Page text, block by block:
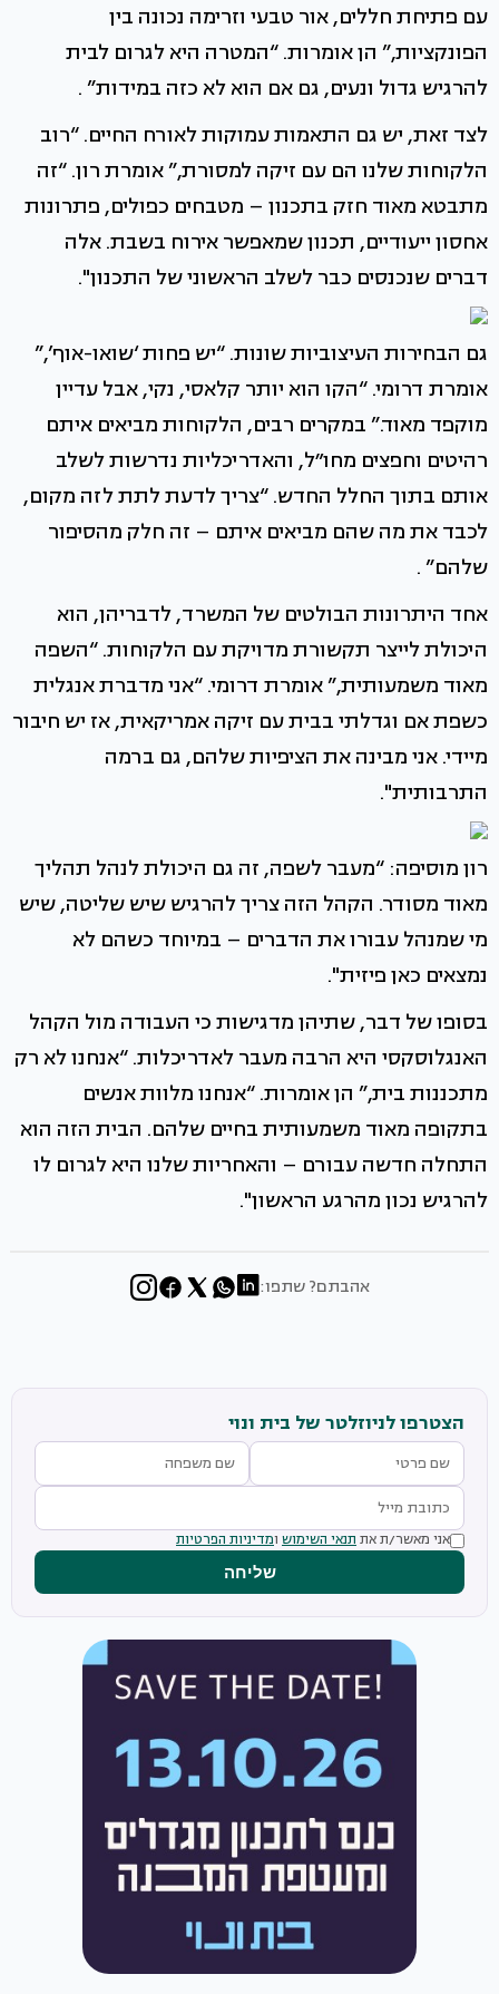
עם פתיחת חללים, אור טבעי וזרימה נכונה בין
הפונקציות,” הן אומרות. “המטרה היא לגרום לבית
להרגיש גדול ונעים, גם אם הוא לא כזה במידות” .
לצד זאת, יש גם התאמות עמוקות לאורח החיים. “רוב
הלקוחות שלנו הם עם זיקה למסורת,” אומרת רון. “זה
מתבטא מאוד חזק בתכנון – מטבחים כפולים, פתרונות
אחסון ייעודיים, תכנון שמאפשר אירוח בשבת. אלה
דברים שנכנסים כבר לשלב הראשוני של התכנון".
גם הבחירות העיצוביות שונות. “יש פחות ‘שואו-אוף’,”
אומרת דרומי. “הקו הוא יותר קלאסי, נקי, אבל עדיין
מוקפד מאוד.” במקרים רבים, הלקוחות מביאים איתם
רהיטים וחפצים מחו״ל, והאדריכליות נדרשות לשלב
אותם בתוך החלל החדש. “צריך לדעת לתת לזה מקום,
לכבד את מה שהם מביאים איתם – זה חלק מהסיפור
שלהם” .
אחד היתרונות הבולטים של המשרד, לדבריהן, הוא
היכולת לייצר תקשורת מדויקת עם הלקוחות. “השפה
מאוד משמעותית,” אומרת דרומי. “אני מדברת אנגלית
כשפת אם וגדלתי בבית עם זיקה אמריקאית, אז יש חיבור
מיידי. אני מבינה את הציפיות שלהם, גם ברמה
התרבותית".
רון מוסיפה: “מעבר לשפה, זה גם היכולת לנהל תהליך
מאוד מסודר. הקהל הזה צריך להרגיש שיש שליטה, שיש
מי שמנהל עבורו את הדברים – במיוחד כשהם לא
נמצאים כאן פיזית".
בסופו של דבר, שתיהן מדגישות כי העבודה מול הקהל
האנגלוסקסי היא הרבה מעבר לאדריכלות. “אנחנו לא רק
מתכננות בית,” הן אומרות. “אנחנו מלוות אנשים
בתקופה מאוד משמעותית בחיים שלהם. הבית הזה הוא
התחלה חדשה עבורם – והאחריות שלנו היא לגרום לו
להרגיש נכון מהרגע הראשון".
אהבתם? שתפו:
הצטרפו לניוזלטר של בית ונוי
אני מאשר/ת את תנאי השימוש ומדיניות הפרטיות
שליחה